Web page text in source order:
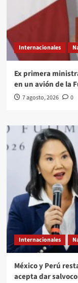
Internacionales
Ex primera
en un avión de la
7 agosto, 2026 0
Internacionales
México y Perú
acepta dar